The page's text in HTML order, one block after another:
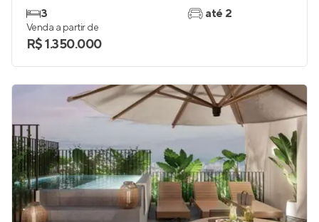
3
até 2
Venda a partir de
R$ 1.350.000